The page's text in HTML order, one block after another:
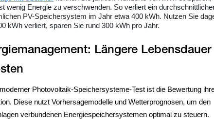
wenig Energie zu verschwenden. So verliert ein
PV-Speichersystem im Jahr etwa 400 kWh. Nutzen Sie
kWh verliert, sparen Sie rund 300 kWh pro Jahr.
Längere Lebensdauer
Photovoltaik-Speichersysteme-Test ist die Bewertung
Diese nutzt Vorhersagemodelle und Wetterprognosen, um den
verbundenen Energiespeichersystemen optimal zu steuern.